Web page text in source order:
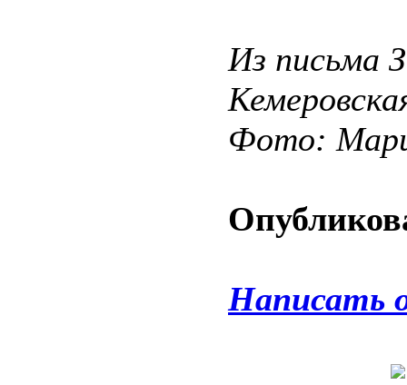
Из письма
Фото:
Написать